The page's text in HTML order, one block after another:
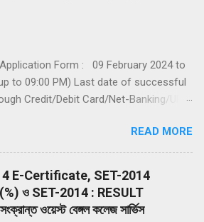
Form : 09 February 2024 to
to 09:00 PM) Last date of successful
Credit/Debit Card/Net-Banking/UPI :
of Examination: 200 minutes (03 hours
02:00 PM to 05:20 PM (IST)
, https://exams.nta.nic.in/NEET
the NTA website: 14 June 2024 The
of 200 multiple-choice questions
correct answer) from Physics,
READ MORE
E-Certificate, SET-2014
ও SET-2014 : RESULT
ওয়েস্ট বেঙ্গল কলেজ সার্ভিস